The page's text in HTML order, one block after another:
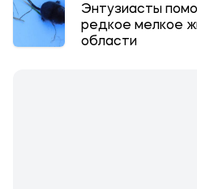
Энтузиасты
редкое мелкое
области